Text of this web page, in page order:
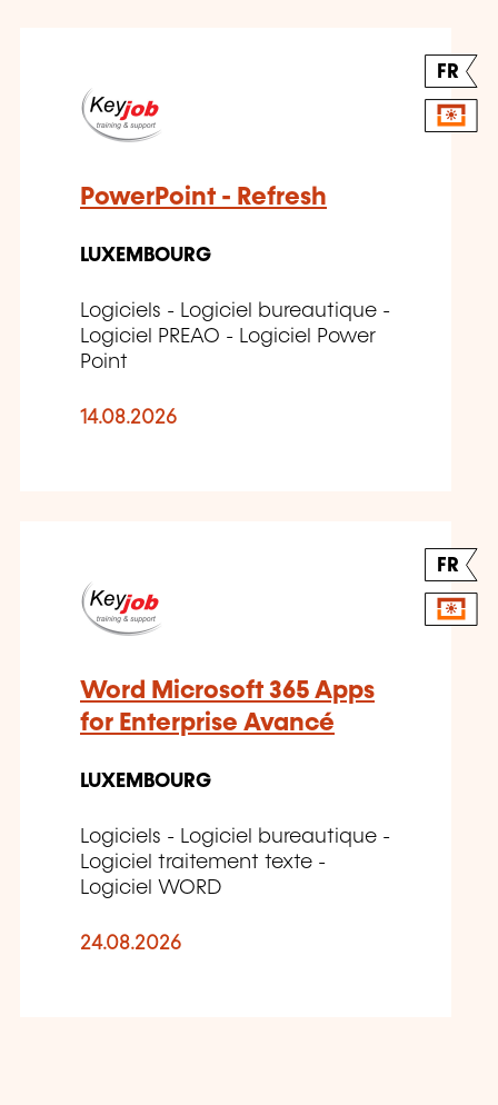
FR
PowerPoint - Refresh
LUXEMBOURG
Logiciels - Logiciel bureautique -
Logiciel PREAO - Logiciel Power
Point
14.08.2026
FR
Word Microsoft 365 Apps
for Enterprise Avancé
LUXEMBOURG
Logiciels - Logiciel bureautique -
Logiciel traitement texte -
Logiciel WORD
24.08.2026